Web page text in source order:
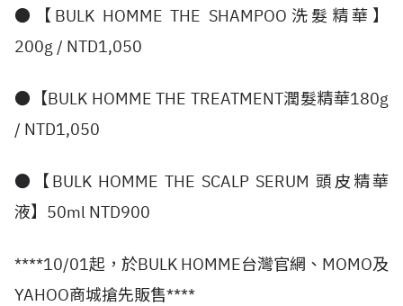
●【BULK HOMME THE SHAMPOO洗髮精華】
200g / NTD1,050
●【BULK HOMME THE TREATMENT潤髮精華180g
/ NTD1,050
●【BULK HOMME THE SCALP SERUM 頭皮精華
液】50ml NTD900
****10/01起，於BULK HOMME台灣官網、MOMO及
YAHOO商城搶先販售****